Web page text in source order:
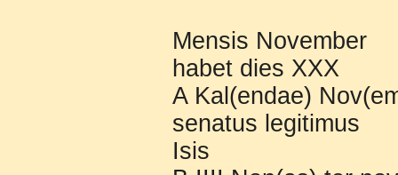
Mensis November
habet dies XXX
A Kal(endae)
senatus legitimus
Isis